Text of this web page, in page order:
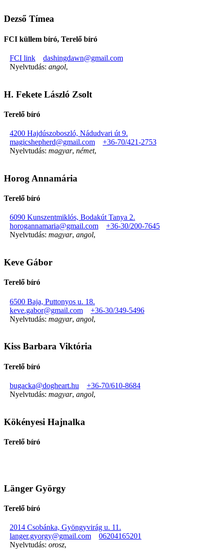
Dezső Tímea
FCI küllem bíró, Terelő bíró
FCI link
dashingdawn@gmail.com
Nyelvtudás: angol,
H. Fekete László Zsolt
Terelő bíró
4200 Hajdúszoboszló, Nádudvari út 9.
magicshepherd@gmail.com
+36-70/421-2753
Nyelvtudás: magyar, német,
Horog Annamária
Terelő bíró
6090 Kunszentmiklós, Bodakút Tanya 2.
horogannamaria@gmail.com
+36-30/200-7645
Nyelvtudás: magyar, angol,
Keve Gábor
Terelő bíró
6500 Baja, Puttonyos u. 18.
keve.gabor@gmail.com
+36-30/349-5496
Nyelvtudás: magyar, angol,
Kiss Barbara Viktória
Terelő bíró
bugacka@dogheart.hu
+36-70/610-8684
Nyelvtudás: magyar, angol,
Kökényesi Hajnalka
Terelő bíró
Länger György
Terelő bíró
2014 Csobánka, Gyöngyvirág u. 11.
langer.gyorgy@gmail.com
06204165201
Nyelvtudás: orosz,